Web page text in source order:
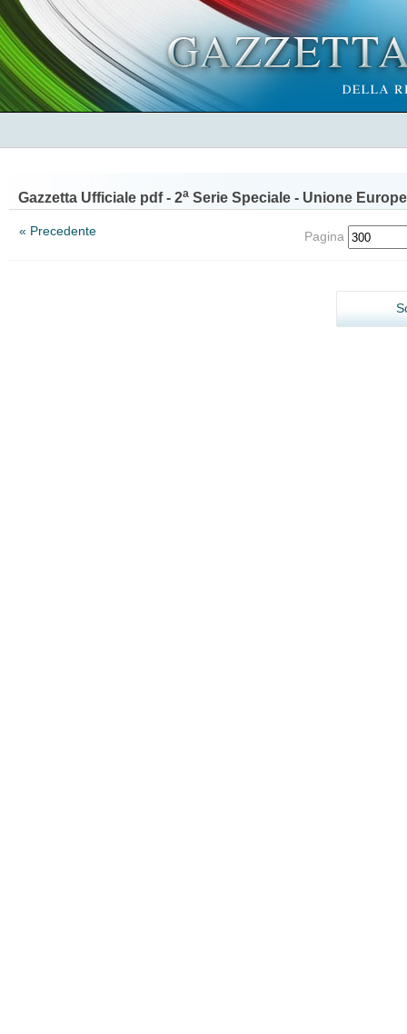
Gazzetta Ufficiale pdf - 2a Serie Speciale - Unione
« Precedente Pagina